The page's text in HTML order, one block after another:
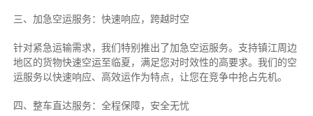
三、加急空运服务：快速响应，跨越时空
针对紧急运输需求，我们特别推出了加急空运服务。支持镇江周边
地区的货物快速空运至临夏，满足您对时效性的高要求。我们的空
运服务以快速响应、高效运作为特点，让您在竞争中抢占先机。
四、整车直达服务：全程保障，安全无忧